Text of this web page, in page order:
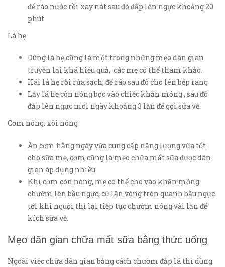
để ráo nước rồi xay nát sau đó đắp lên ngực khoảng 20
phút
Lá hẹ
Dùng lá hẹ cũng là một trong những mẹo dân gian
truyền lại khá hiệu quả, các mẹ có thể tham khảo.
Hái lá hẹ rồi rửa sạch, để ráo sau đó cho lên bếp rang
Lấy lá hẹ còn nóng bọc vào chiếc khăn mỏng , sau đó
đắp lên ngực mỗi ngày khoảng 3 lần để gọi sữa về.
Cơm nóng, xôi nóng
Ăn cơm hằng ngày vừa cung cấp năng lượng vừa tốt
cho sữa mẹ, cơm cũng là mẹo chữa mất sữa được dân
gian áp dụng nhiều.
Khi cơm còn nóng, mẹ có thể cho vào khăn mỏng
chườm lên bầu ngực, cứ lăn vòng tròn quanh bầu ngực
tới khi nguội thì lại tiếp tục chườm nóng vài lần để
kích sữa về.
Mẹo dân gian chữa mất sữa bằng thức uống
Ngoài việc chữa dân gian bằng cách chườm đắp lá thì dùng